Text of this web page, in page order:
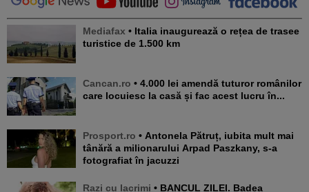
Mediafax • Italia inaugurează o rețea de trasee
turistice de 1.500 km
Cancan.ro • 4.000 lei amendă tuturor românilor
care locuiesc la casă și fac acest lucru în...
Prosport.ro • Antonela Pătruț, iubita mult mai
tânără a milionarului Arpad Paszkany, s-a
fotografiat în jacuzzi
Razi cu lacrimi • BANCUL ZILEI. Badea